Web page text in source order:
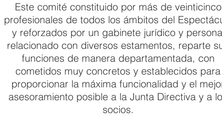
Este comité constituido por más de veinticinco
profesionales de todos los ámbitos del
y reforzados por un gabinete jurídico y
relacionado con diversos estamentos, reparte
funciones de manera departamentada, con
cometidos muy concretos y establecidos para
proporcionar la máxima funcionalidad y el
asesoramiento posible a la Junta Directiva y a
socios.